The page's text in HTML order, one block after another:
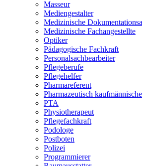
Masseur
Mediengestalter
Medizinische
Medizinische Fachangestellte
Optiker
Pädagogische Fachkraft
Personalsachbearbeiter
Pflegeberufe
Pflegehelfer
Pharmareferent
Pharmazeutisch
PTA
Physiotherapeut
Pflegefachkraft
Podologe
Postboten
Polizei
Programmierer